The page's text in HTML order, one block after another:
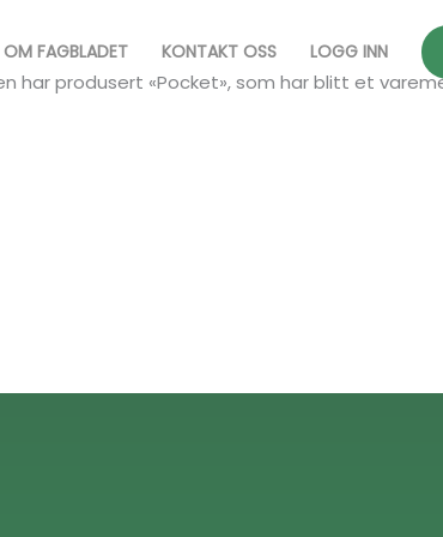
OM FAGBLADET KONTAKT OSS LOGG INN
har produsert «Pocket», som har blitt et